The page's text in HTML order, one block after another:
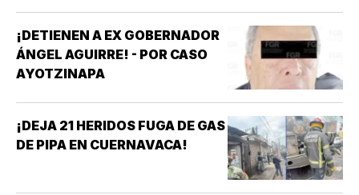
¡DETIENEN A EX GOBERNADOR
ÁNGEL AGUIRRE! - POR CASO
AYOTZINAPA
¡DEJA 21 HERIDOS FUGA DE GAS
DE PIPA EN CUERNAVACA!